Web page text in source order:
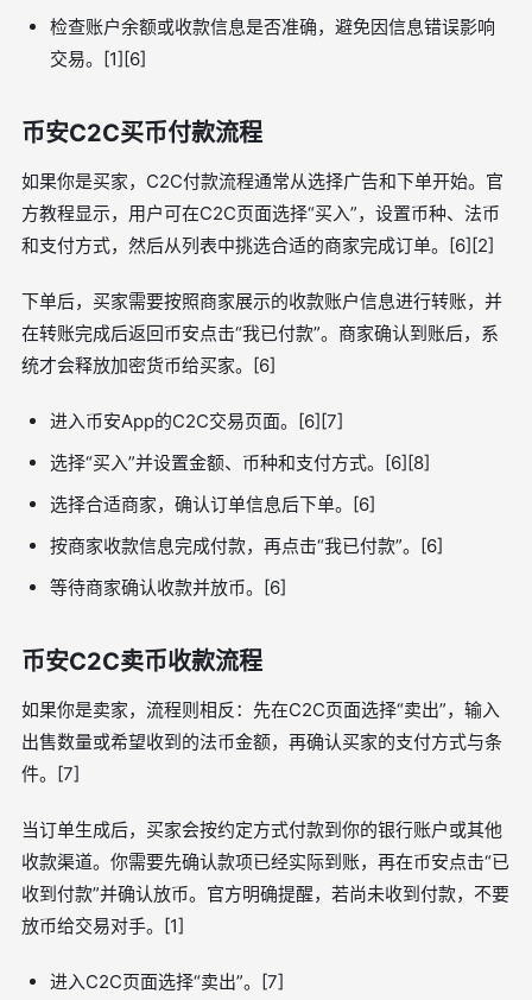
检查账户余额或收款信息是否准确，避免因信息错误影响
交易。[1][6]
币安C2C买币付款流程
如果你是买家，C2C付款流程通常从选择广告和下单开始。官
方教程显示，用户可在C2C页面选择“买入”，设置币种、法币
和支付方式，然后从列表中挑选合适的商家完成订单。[6][2]
下单后，买家需要按照商家展示的收款账户信息进行转账，并
在转账完成后返回币安点击“我已付款”。商家确认到账后，系
统才会释放加密货币给买家。[6]
进入币安App的C2C交易页面。[6][7]
选择“买入”并设置金额、币种和支付方式。[6][8]
选择合适商家，确认订单信息后下单。[6]
按商家收款信息完成付款，再点击“我已付款”。[6]
等待商家确认收款并放币。[6]
币安C2C卖币收款流程
如果你是卖家，流程则相反：先在C2C页面选择“卖出”，输入
出售数量或希望收到的法币金额，再确认买家的支付方式与条
件。[7]
当订单生成后，买家会按约定方式付款到你的银行账户或其他
收款渠道。你需要先确认款项已经实际到账，再在币安点击“已
收到付款”并确认放币。官方明确提醒，若尚未收到付款，不要
放币给交易对手。[1]
进入C2C页面选择“卖出”。[7]